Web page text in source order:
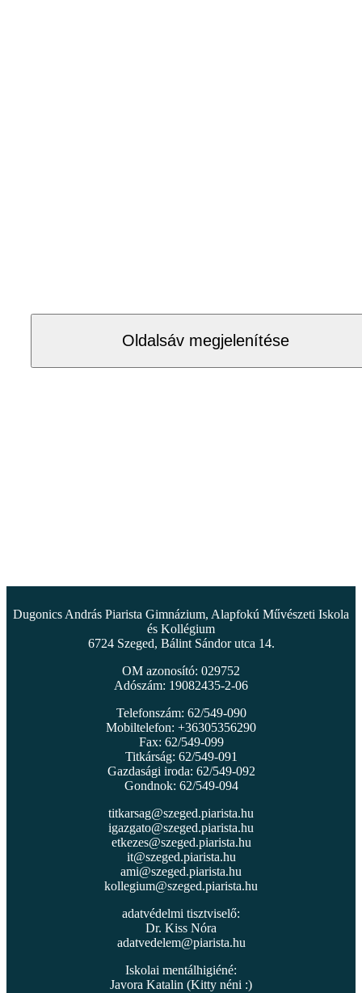
Oldalsáv megjelenítése
Dugonics András Piarista Gimnázium, Alapfokú Művészeti Iskola
és Kollégium
6724 Szeged, Bálint Sándor utca 14.
OM azonosító: 029752
Adószám: 19082435-2-06
Telefonszám: 62/549-090
Mobiltelefon: +36305356290
Fax: 62/549-099
Titkárság: 62/549-091
Gazdasági iroda: 62/549-092
Gondnok: 62/549-094
titkarsag@szeged.piarista.hu
igazgato@szeged.piarista.hu
etkezes@szeged.piarista.hu
it@szeged.piarista.hu
ami@szeged.piarista.hu
kollegium@szeged.piarista.hu
adatvédelmi tisztviselő:
Dr. Kiss Nóra
adatvedelem@piarista.hu
Iskolai mentálhigiéné:
Javora Katalin (Kitty néni :)